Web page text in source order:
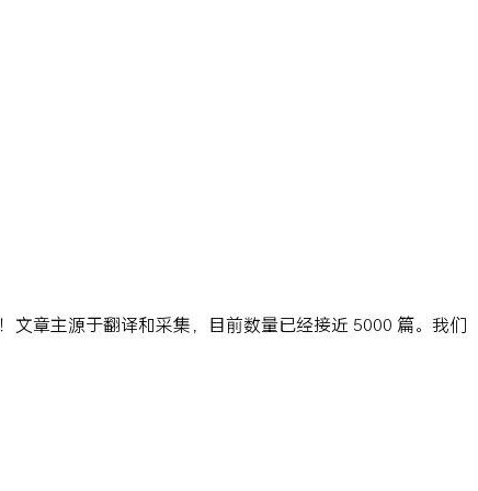
文章主源于翻译和采集，目前数量已经接近 5000 篇。我们